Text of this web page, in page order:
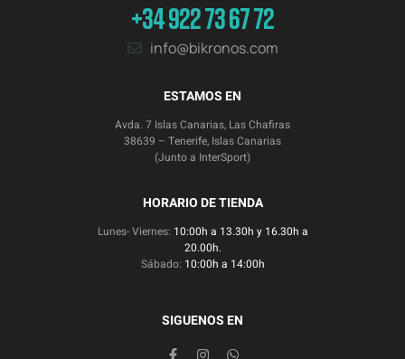
+34 922 73 67 72
info@bikronos.com
ESTAMOS EN
Avda. 7 Islas Canarias, Las Chafiras
38639 – Tenerife, Islas Canarias
(Junto a InterSport)
HORARIO DE TIENDA
Lunes- Viernes: 10:00h a 13.30h y 16.30h a
20.00h.
Sábado: 10:00h a 14:00h
SIGUENOS EN